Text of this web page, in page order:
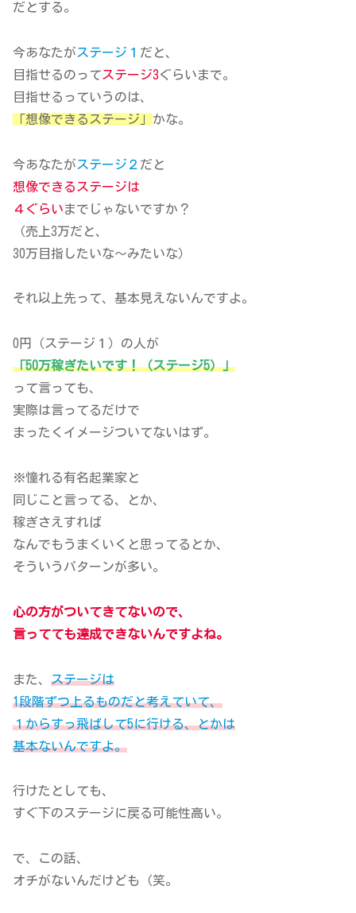
だとする。
今あなたがステージ１ だと、
目指せるのってステージ3ぐらいまで。
目指せるっていうのは、
「想像できるステージ」 かな。
今あなたがステージ２ だと
想像できる ステージは
４ぐらいまでじゃないですか？
（売上3万だと、
30万目指したいな～みたいな）
それ以上先って、基本見えないんですよ。
0円（ステージ１）の人が
「50万稼ぎたいです！（ステージ5）」
って言っても、
実際は言ってるだけで
まったくイメージついてないはず。
※憧れる有名起業家と
同じこと言ってる、とか、
稼ぎさえすれば
なんでもうまくいくと思ってるとか、
そういうパターンが多い。
心の方がついてきてないので、
言ってても達成できないんですよね。
また、 ステージは
1段階ずつ上るものだと考えていて、
１からすっ飛ばして5に行ける、とかは
基本ないんですよ。
行けたとしても、
すぐ下のステージに戻る可能性高い。
で、この話、
オチがないんだけども（笑。